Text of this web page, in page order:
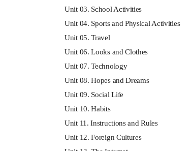
Unit 03. School Activities
Unit 04. Sports and Physical Activities
Unit 05. Travel
Unit 06. Looks and Clothes
Unit 07. Technology
Unit 08. Hopes and Dreams
Unit 09. Social Life
Unit 10. Habits
Unit 11. Instructions and Rules
Unit 12. Foreign Cultures